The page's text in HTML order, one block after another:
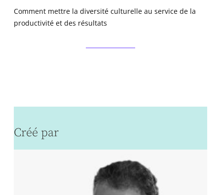
Comment mettre la diversité culturelle au service de la
productivité et des résultats
Créé par